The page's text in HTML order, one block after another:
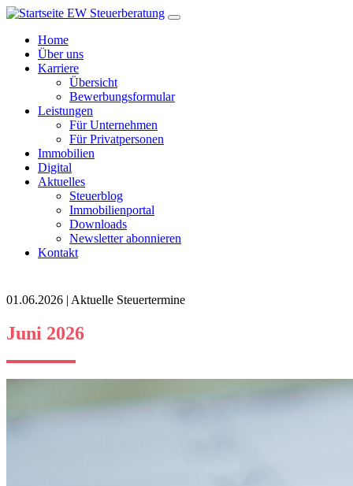
Home
Über uns
Karriere
Übersicht
Bewerbungsformular
Leistungen
Für Unternehmen
Für Privatpersonen
Immobilien
Digital
Aktuelles
Steuerblog
Immobilienportal
Downloads
Newsletter abonnieren
Kontakt
01.06.2026 | Aktuelle Steuertermine
Juni 2026